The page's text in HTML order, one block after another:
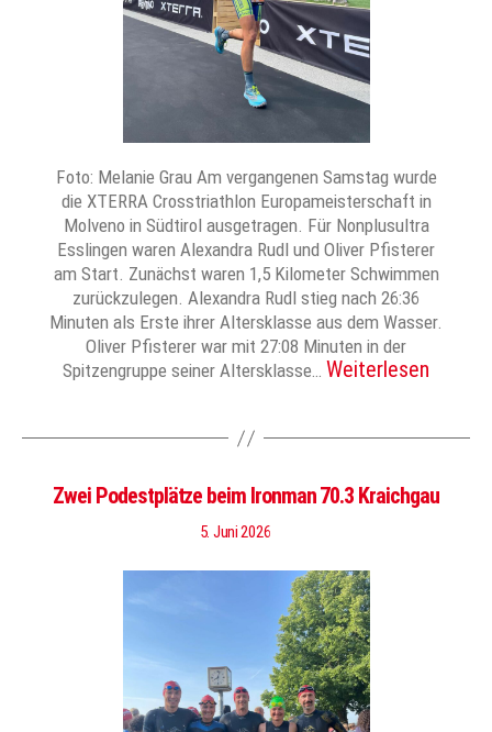
Foto: Melanie Grau Am vergangenen Samstag wurde
die XTERRA Crosstriathlon Europameisterschaft in
Molveno in Südtirol ausgetragen. Für Nonplusultra
Esslingen waren Alexandra Rudl und Oliver Pfisterer
am Start. Zunächst waren 1,5 Kilometer Schwimmen
zurückzulegen. Alexandra Rudl stieg nach 26:36
Minuten als Erste ihrer Altersklasse aus dem Wasser.
Oliver Pfisterer war mit 27:08 Minuten in der
Spitzengruppe seiner Altersklasse… Weiterlesen
Zwei Podestplätze beim Ironman 70.3 Kraichgau
5. Juni 2026